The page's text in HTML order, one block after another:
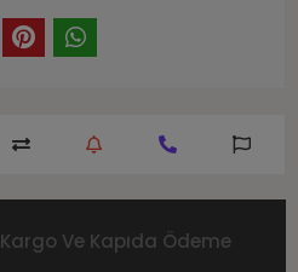
Kargo Ve Kapıda Ödeme